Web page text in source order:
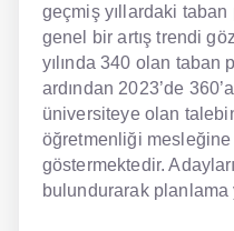
geçmiş yıllardaki
genel bir artış trendi
yılında 340 olan taban
ardından 2023’de
üniversiteye olan
öğretmenliği
göstermektedir.
bulundurarak planlama